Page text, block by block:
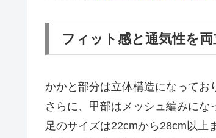
フィット感と通気性を
かかと部分は立体構造になってお
さらに、甲部はメッシュ編みにな
足のサイズは22cmから28cm以上